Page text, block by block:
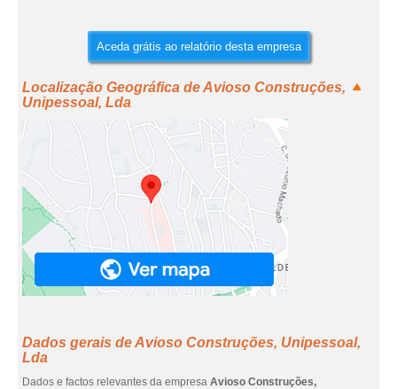
Aceda grátis ao relatório desta empresa
Localização Geográfica de Avioso Construções,
Unipessoal, Lda
Dados gerais de Avioso Construções, Unipessoal,
Lda
Dados e factos relevantes da empresa Avioso Construções,